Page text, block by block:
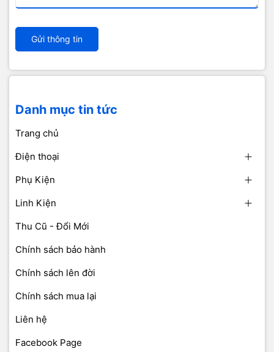
Gửi thông tin
Danh mục tin tức
Trang chủ
Điện thoại
Phụ Kiện
Linh Kiện
Thu Cũ - Đổi Mới
Chính sách bảo hành
Chính sách lên đời
Chính sách mua lại
Liên hệ
Facebook Page